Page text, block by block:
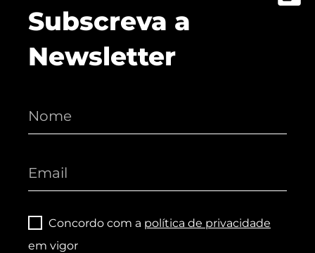
Subscreva a
Newsletter
Concordo com a política de privacidade
em vigor